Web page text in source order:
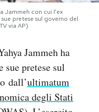
Jammeh con cui l'ex
pretese sul governo del
via AP)
Jammeh ha
sue pretese sul
dall’ultimatum
degli Stati